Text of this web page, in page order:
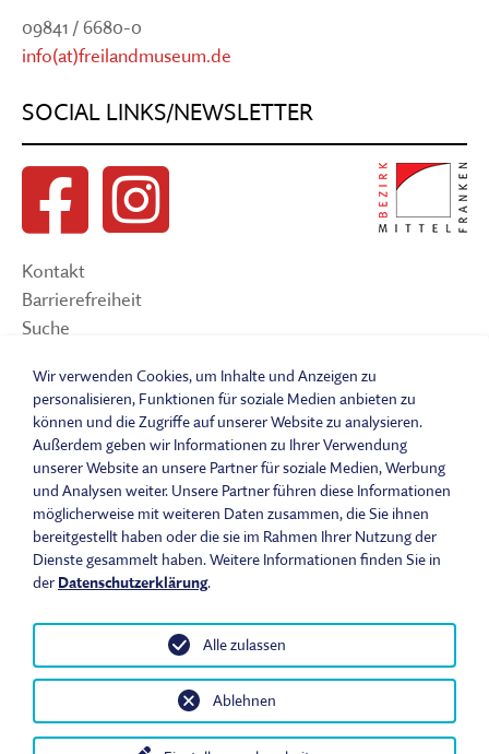
09841 / 6680-0
info(at)freilandmuseum.de
SOCIAL LINKS/NEWSLETTER
Kontakt
Barrierefreiheit
Suche
Impressum
Datenschutzerklärung
Barrierefreiheitserklärung
Leichte Sprache
Widerrufsbelehrung
Vertrag widerrufen
AGB
Benutzungsordnung
© 2026 Fränkisches Freilandmuseum - Bad Windsheim | Bezirk
Mittelfranken. Alle Rechte vorbehalten.
Wir verwenden Cookies, um Inhalte und Anzeigen zu
personalisieren, Funktionen für soziale Medien anbieten zu
können und die Zugriffe auf unserer Website zu analysieren.
Außerdem geben wir Informationen zu Ihrer Verwendung
unserer Website an unsere Partner für soziale Medien, Werbung
und Analysen weiter. Unsere Partner führen diese Informationen
möglicherweise mit weiteren Daten zusammen, die Sie ihnen
bereitgestellt haben oder die sie im Rahmen Ihrer Nutzung der
Dienste gesammelt haben. Weitere Informationen finden Sie in
der Datenschutzerklärung.
Ablehnen
Alle zulassen